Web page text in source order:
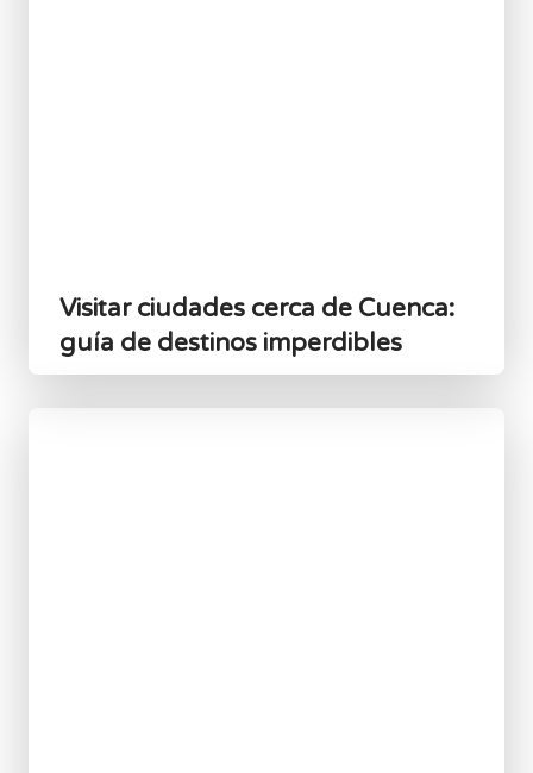
Visitar ciudades cerca de Cuenca:
guía de destinos imperdibles